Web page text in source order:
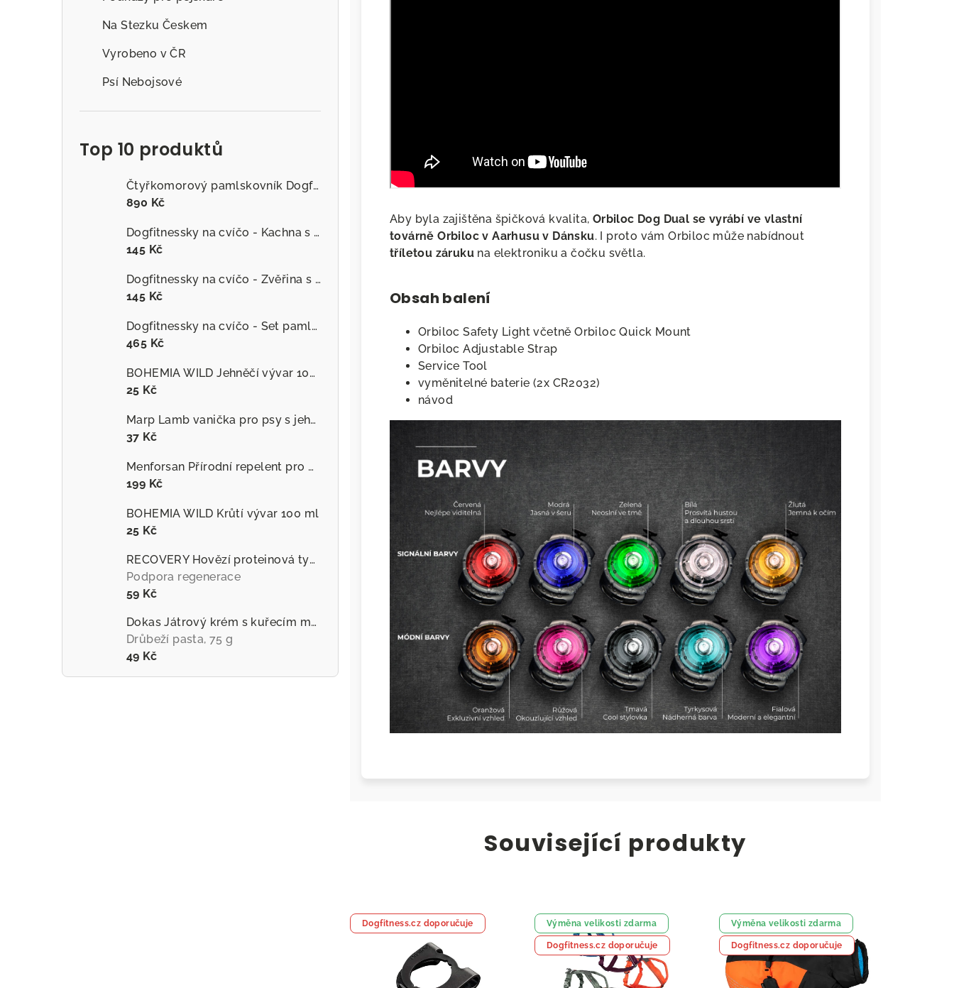
Na Stezku Českem
Vyrobeno v ČR
Psí Nebojsové
Top 10 produktů
Čtyřkomorový pamlskovník Dogfitness.cz
890 Kč
Dogfitnessky na cvíčo - Kachna s červenou řepou
145 Kč
Dogfitnessky na cvíčo - Zvěřina s jablky
145 Kč
Dogfitnessky na cvíčo - Set pamlsků
465 Kč
BOHEMIA WILD Jehněčí vývar 100 ml
25 Kč
Marp Lamb vanička pro psy s jehněčím
37 Kč
Menforsan Přírodní repelent pro psy proti hmyzu s extraktem z citronely
199 Kč
BOHEMIA WILD Krůtí vývar 100 ml
25 Kč
RECOVERY Hovězí proteinová tyčinka pro psy
Podpora regenerace
59 Kč
Dokas Játrový krém s kuřecím masem
Drůbeží pasta, 75 g
49 Kč
Aby byla zajištěna špičková kvalita, Orbiloc Dog Dual se vyrábí ve vlastní
továrně Orbiloc v Aarhusu v Dánsku. I proto vám Orbiloc může nabídnout
tříletou záruku na elektroniku a čočku světla.
Obsah balení
Orbiloc Safety Light včetně Orbiloc Quick Mount
Orbiloc Adjustable Strap
Service Tool
vyměnitelné baterie (2x CR2032)
návod
Související produkty
Dogfitness.cz doporučuje Výměna velikosti zdarma
Dogfitness.cz doporučuje
Výměna velikosti zdarma
Dogfitness.cz doporučuje